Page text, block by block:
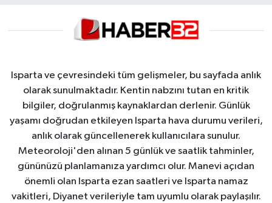
Isparta ve çevresindeki tüm gelişmeler, bu sayfada anlık
olarak sunulmaktadır. Kentin nabzını tutan en kritik
bilgiler, doğrulanmış kaynaklardan derlenir. Günlük
yaşamı doğrudan etkileyen Isparta hava durumu verileri,
anlık olarak güncellenerek kullanıcılara sunulur.
Meteoroloji'den alınan 5 günlük ve saatlik tahminler,
gününüzü planlamanıza yardımcı olur. Manevi açıdan
önemli olan Isparta ezan saatleri ve Isparta namaz
vakitleri, Diyanet verileriyle tam uyumlu olarak paylaşılır.